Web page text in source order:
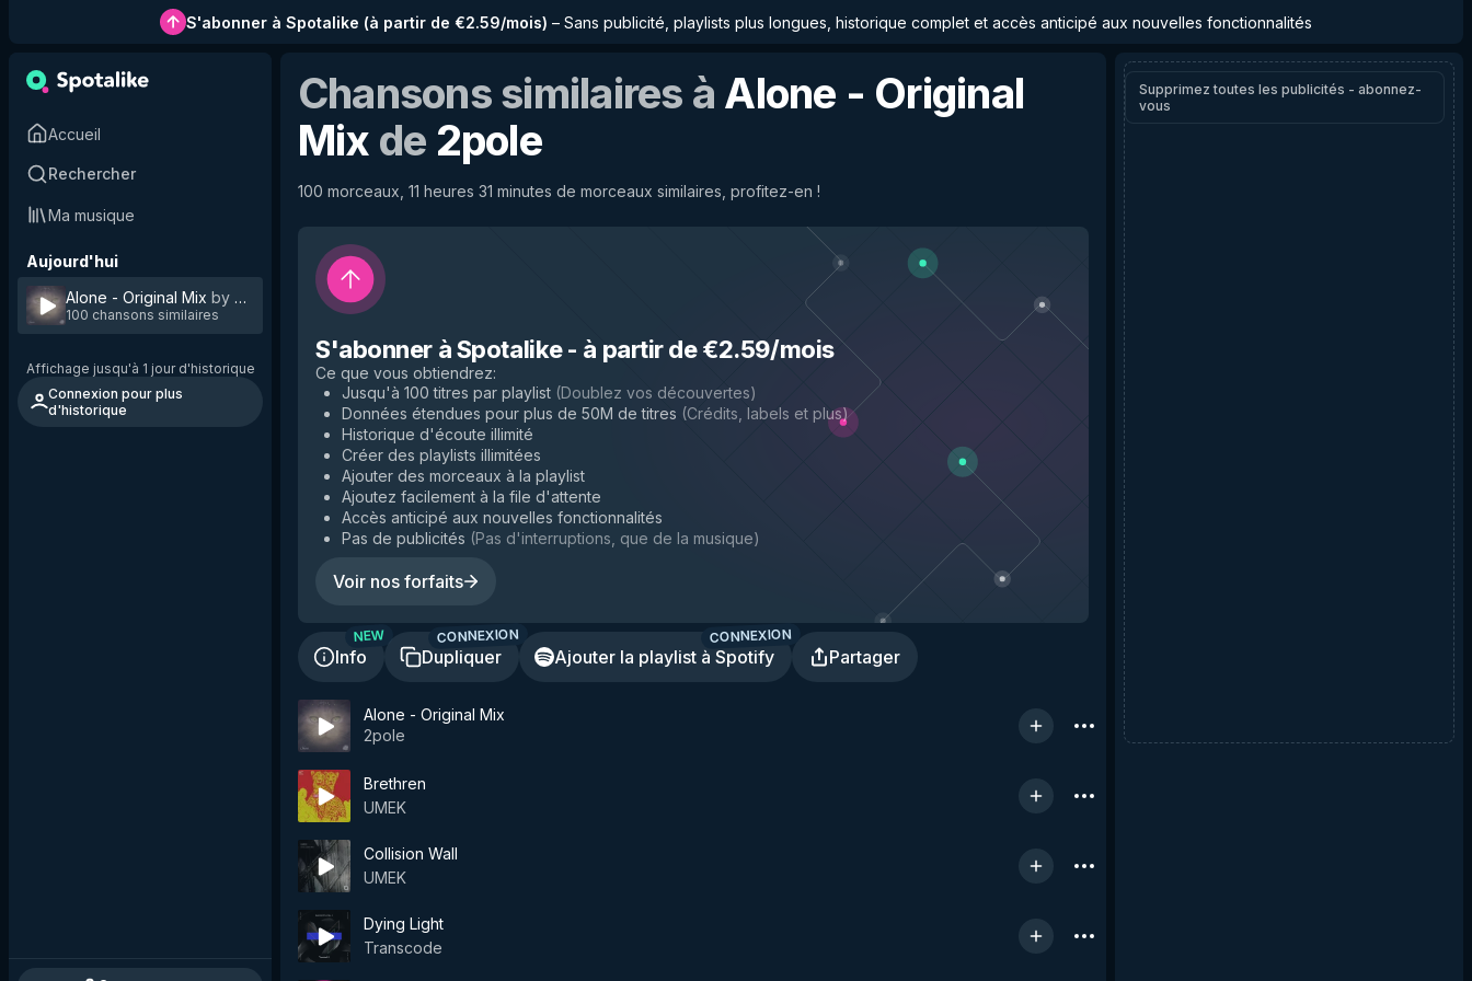
S'abonner à Spotalike (à partir de €2.59/mois) – Sans publicité, playlists plus longues, historique complet et accès anticipé aux nouvelles fonctionnalités
Accueil
Rechercher
Ma musique
Aujourd'hui
Alone - Original Mix by 2pole
100 chansons similaires
Affichage jusqu'à 1 jour d'historique
Connexion pour plus
d'historique
Chansons similaires à Alone - Original
Mix de 2pole
100 morceaux, 11 heures 31 minutes de morceaux similaires, profitez-en !
S'abonner à Spotalike- à partir de €2.59/mois
Ce que vous obtiendrez:
Jusqu'à 100 titres par playlist (Doublez vos découvertes)
Données étendues pour plus de 50M de titres (Crédits, labels et plus)
Historique d'écoute illimité
Créer des playlists illimitées
Ajouter des morceaux à la playlist
Ajoutez facilement à la file d'attente
Accès anticipé aux nouvelles fonctionnalités
Pas de publicités (Pas d'interruptions, que de la musique)
Voir nos forfaits
Info
NEW
Dupliquer
CONNEXION
Ajouter la playlist à Spotify
CONNEXION
Partager
Alone - Original Mix
2pole
Brethren
UMEK
Collision Wall
UMEK
Dying Light
Transcode
Supprimez toutes les publicités - abonnez-
vous